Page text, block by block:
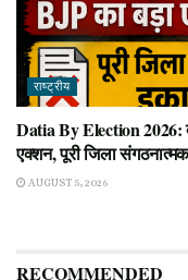
राष्ट्रीय
Datia By Election 2026:
एक्शन, पूरी जिला
AUGUST 5, 2026
RECOMMENDED